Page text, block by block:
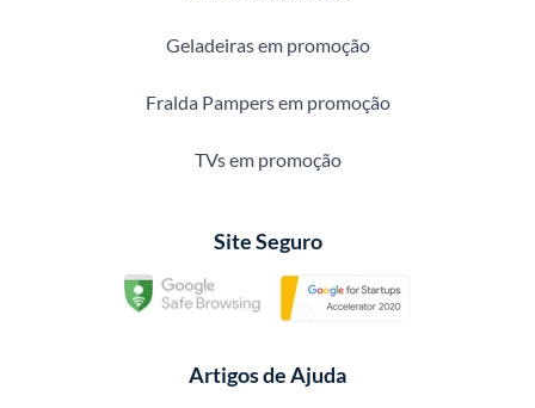
Geladeiras em promoção
Fralda Pampers em promoção
TVs em promoção
Site Seguro
Artigos de Ajuda